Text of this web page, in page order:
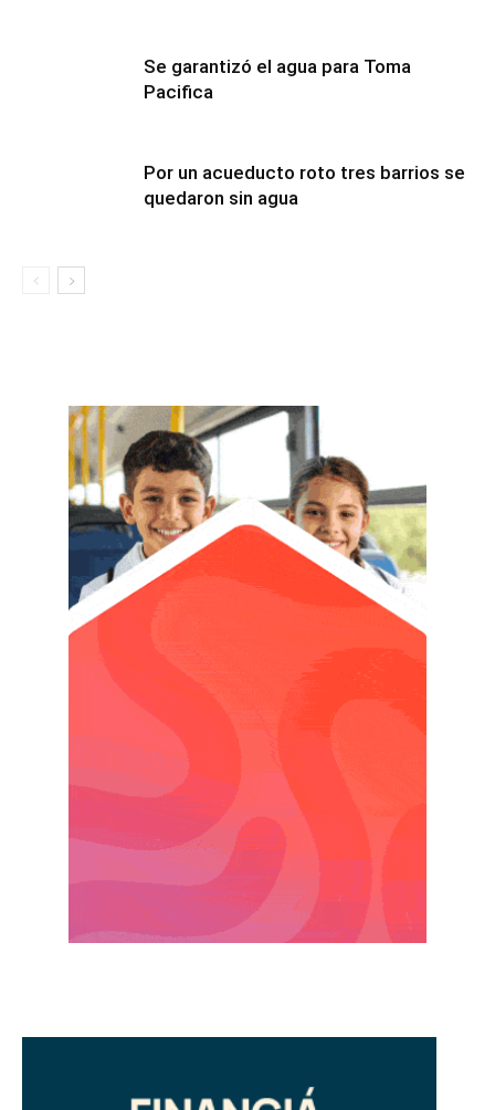
Se garantizó el agua para Toma
Pacifica
Por un acueducto roto tres barrios se
quedaron sin agua